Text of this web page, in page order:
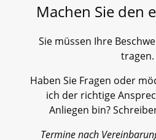
Machen Sie den
Sie müssen Ihre
tragen.
Haben Sie Fragen oder
ich der richtige
Anliegen bin?
Termine nach